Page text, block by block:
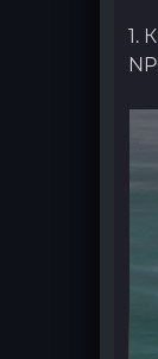
1.